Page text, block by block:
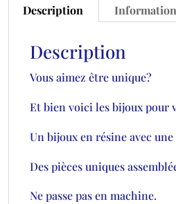
Description
Description
Vous aimez être unique?
Et bien voici les bijoux pour
Un bijoux en résine avec
Des pièces uniques
Ne passe pas en machine.